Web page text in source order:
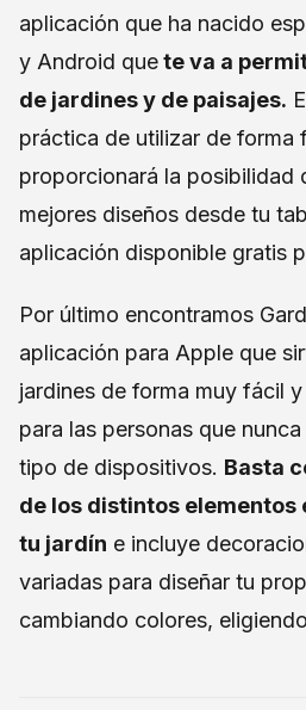
aplicación que ha nacido
y Android quete va a
de jardines y de paisajes.
práctica de utilizar de forma
proporcionará la posibilidad
mejores diseños desde tu
aplicación disponible gratis
Por último encontramos
aplicación para Apple que
jardines de forma muy fácil
para las personas que
tipo de dispositivos. Basta
de los distintos elementos
tu jardín e incluye
variadas para diseñar tu
cambiando colores,